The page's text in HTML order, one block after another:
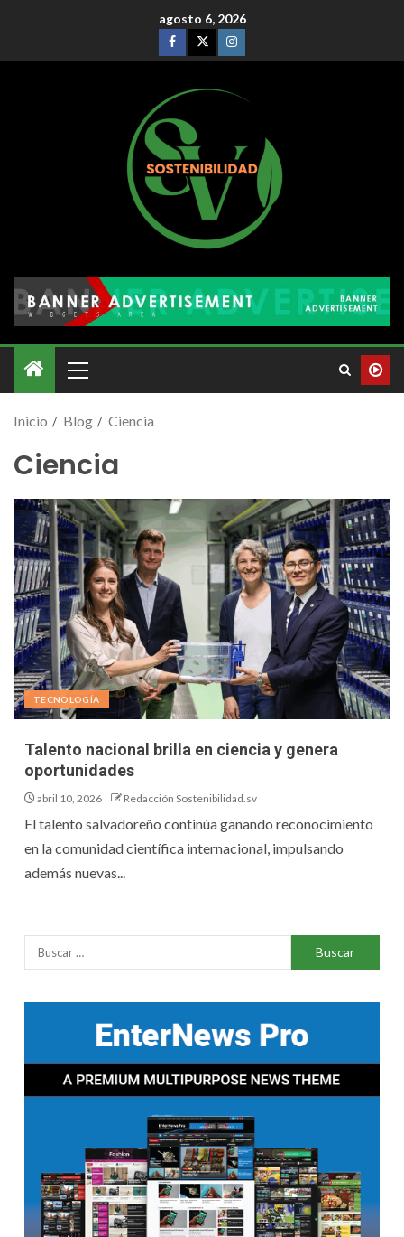
agosto 6, 2026
Inicio Blog Ciencia
Ciencia
TECNOLOGÍA
Talento nacional brilla en ciencia y genera
oportunidades
abril 10, 2026 Redacción Sostenibilidad.sv
El talento salvadoreño continúa ganando reconocimiento
en la comunidad científica internacional, impulsando
además nuevas...